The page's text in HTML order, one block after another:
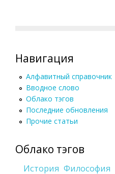
Навигация
Алфавитный справочник
Вводное слово
Облако тэгов
Последние обновления
Прочие статьи
Облако тэгов
История Философия